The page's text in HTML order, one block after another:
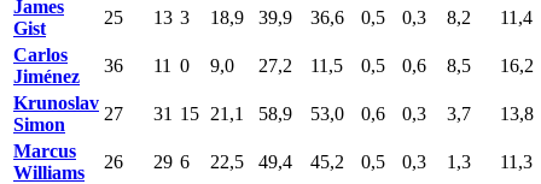
James
Gist
25 13 3 18,9 39,9 36,6 0,5 0,3 8,2
11,4
Carlos
Jiménez
36 11 0 9,0 27,2 11,5 0,5 0,6 8,5
16,2
Krunoslav
Simon
27 31 15 21,1 58,9 53,0 0,6 0,3 3,7
13,8
Marcus
Williams
26 29 6 22,5 49,4 45,2 0,5 0,3 1,3
11,3